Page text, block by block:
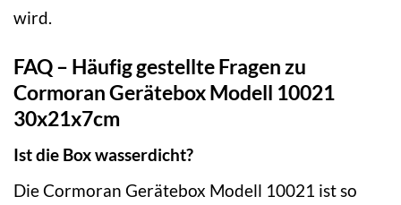
wird.
FAQ – Häufig gestellte Fragen zu
Cormoran Gerätebox Modell 10021
30x21x7cm
Ist die Box wasserdicht?
Die Cormoran Gerätebox Modell 10021 ist so